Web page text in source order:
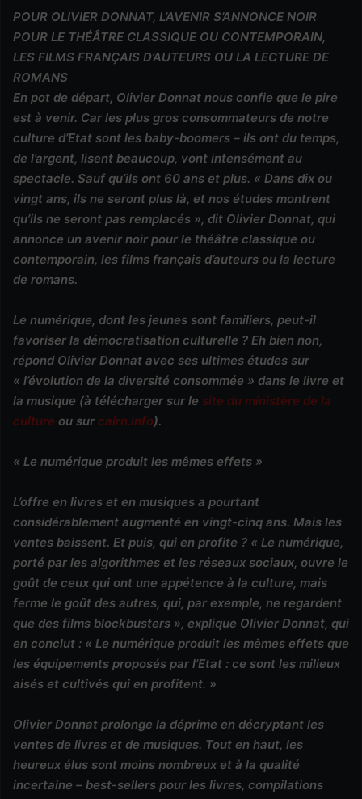
POUR OLIVIER DONNAT, L’AVENIR S’ANNONCE NOIR
POUR LE THÉÂTRE CLASSIQUE OU CONTEMPORAIN,
LES FILMS FRANÇAIS D’AUTEURS OU LA LECTURE DE
ROMANS
En pot de départ, Olivier Donnat nous confie que le pire
est à venir. Car les plus gros consommateurs de notre
culture d’Etat sont les baby-boomers – ils ont du temps,
de l’argent, lisent beaucoup, vont intensément au
spectacle. Sauf qu’ils ont 60 ans et plus. « Dans dix ou
vingt ans, ils ne seront plus là, et nos études montrent
qu’ils ne seront pas remplacés », dit Olivier Donnat, qui
annonce un avenir noir pour le théâtre classique ou
contemporain, les films français d’auteurs ou la lecture
de romans.
Le numérique, dont les jeunes sont familiers, peut-il
favoriser la démocratisation culturelle ? Eh bien non,
répond Olivier Donnat avec ses ultimes études sur
« l’évolution de la diversité consommée » dans le livre et
la musique (à télécharger sur le site du ministère de la
culture ou sur cairn.info).
« Le numérique produit les mêmes effets »
L’offre en livres et en musiques a pourtant
considérablement augmenté en vingt-cinq ans. Mais les
ventes baissent. Et puis, qui en profite ? « Le numérique,
porté par les algorithmes et les réseaux sociaux, ouvre le
goût de ceux qui ont une appétence à la culture, mais
ferme le goût des autres, qui, par exemple, ne regardent
que des films blockbusters », explique Olivier Donnat, qui
en conclut : « Le numérique produit les mêmes effets que
les équipements proposés par l’Etat : ce sont les milieux
aisés et cultivés qui en profitent. »
Olivier Donnat prolonge la déprime en décryptant les
ventes de livres et de musiques. Tout en haut, les
heureux élus sont moins nombreux et à la qualité
incertaine – best-sellers pour les livres, compilations